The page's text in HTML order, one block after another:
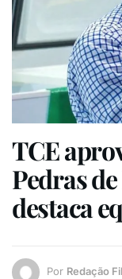
TCE
Pedras
destaca
Por Redação